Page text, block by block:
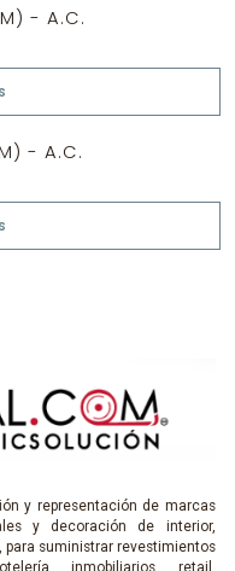
- A.C.
- A.C.
y representación de marcas
y decoración de interior,
para suministrar revestimientos
inmobiliarios, retail,